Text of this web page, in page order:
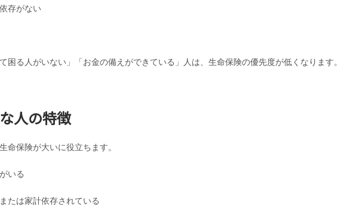
存がない
困る人がいない」「お金の備えができている」人は、生命保険の優先度が低くなります。
人の特徴
命保険が大いに役立ちます。
いる
たは家計依存されている